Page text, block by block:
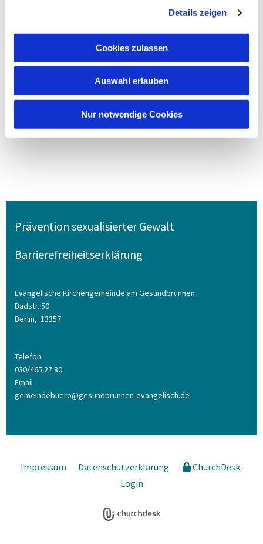
Details zeigen
Cookies zulassen
Auswahl erlauben
Nur notwendige Cookies
Prävention sexualisierter Gewalt
Barrierefreiheitserklärung
Evangelische Kirchengemeinde am Gesundbrunnen
Badstr. 50
Berlin, 13357
Telefon
030/465 27 80
Email
gemeindebuero@gesundbrunnen-evangelisch.de
Impressum Datenschutzerklärung
ChurchDesk-
Login